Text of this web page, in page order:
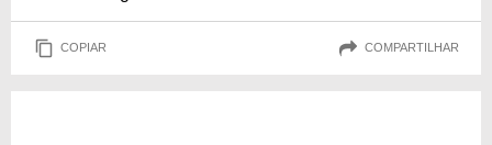
COPIAR COMPARTILHAR